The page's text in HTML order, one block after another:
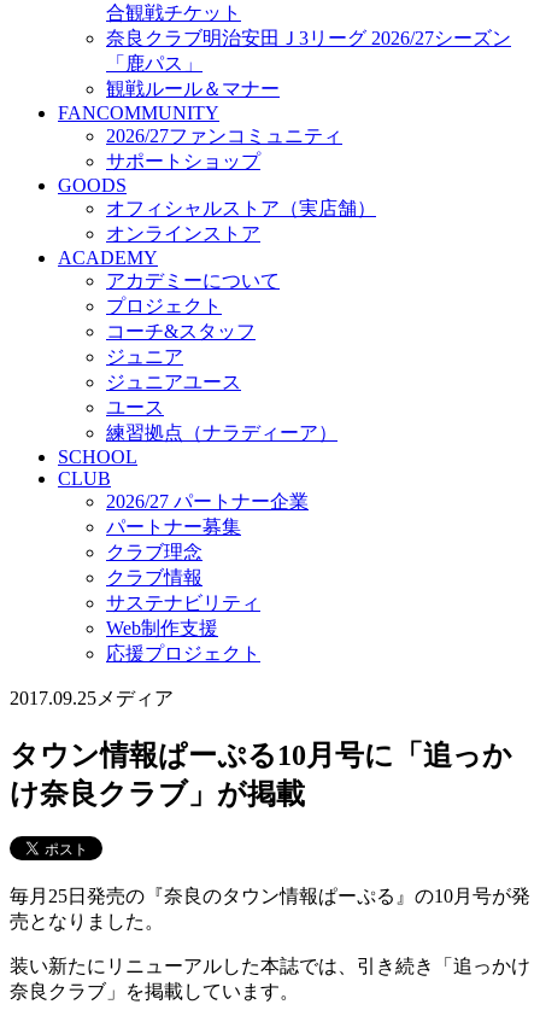
練習拠点（ナラディーア）
SCHOOL
2026/27 パートナー企業
パートナー募集
クラブ理念
クラブ情報
サステナビリティ
Web制作支援
応援プロジェクト
合観戦チケット
奈良クラブ明治安田Ｊ3リーグ 2026/27シーズン
「鹿パス」
観戦ルール＆マナー
FANCOMMUNITY
2026/27ファンコミュニティ
サポートショップ
GOODS
オフィシャルストア（実店舗）
オンラインストア
ACADEMY
アカデミーについて
プロジェクト
コーチ&スタッフ
ジュニア
ジュニアユース
ユース
練習拠点（ナラディーア）
SCHOOL
CLUB
2026/27 パートナー企業
パートナー募集
クラブ理念
クラブ情報
サステナビリティ
Web制作支援
応援プロジェクト
2017.09.25 メディア
タウン情報ぱーぷる10月号に「追っか
け奈良クラブ」が掲載
毎月25日発売の『奈良のタウン情報ぱーぷる』の10月号が発
売となりました。
装い新たにリニューアルした本誌では、引き続き「追っかけ
奈良クラブ」を掲載しています。